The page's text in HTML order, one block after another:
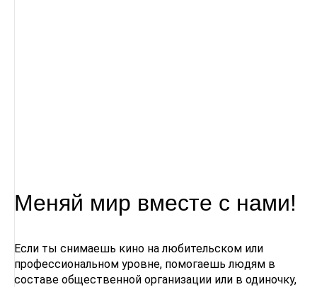
Меняй мир вместе с нами!
Если ты снимаешь кино на любительском или
профессиональном уровне, помогаешь людям в
составе общественной организации или в одиночку,